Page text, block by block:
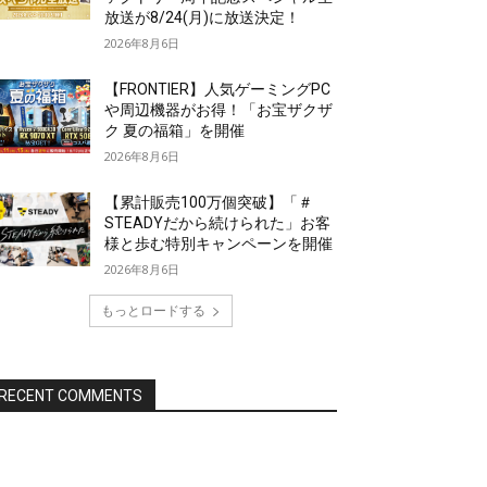
放送が8/24(月)に放送決定！
2026年8月6日
【FRONTIER】人気ゲーミングPC
や周辺機器がお得！「お宝ザクザ
ク 夏の福箱」を開催
2026年8月6日
【累計販売100万個突破】「＃
STEADYだから続けられた」お客
様と歩む特別キャンペーンを開催
2026年8月6日
もっとロードする
COMMENTS